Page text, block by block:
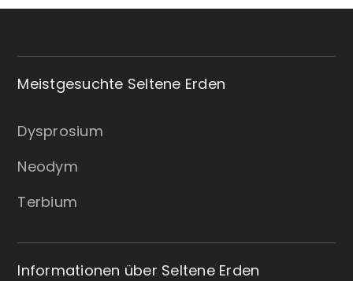
Meistgesuchte Seltene Erden
Dysprosium
Neodym
Terbium
Informationen über Seltene Erden